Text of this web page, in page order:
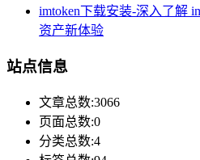
imtoken下载安装-深入了解
资产新体验
站点信息
文章总数:3066
页面总数:0
分类总数:4